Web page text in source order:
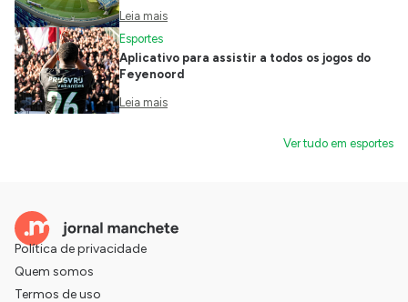
Leia mais
Esportes
Aplicativo para assistir a todos os jogos do
Feyenoord
Leia mais
Ver tudo em esportes
Política de privacidade
Quem somos
Termos de uso